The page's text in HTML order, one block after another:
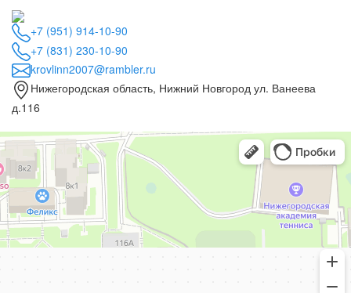
+7 (951) 914-10-90
+7 (831) 230-10-90
krovlinn2007@rambler.ru
Нижегородская область, Нижний Новгород ул. Ванеева
д.116